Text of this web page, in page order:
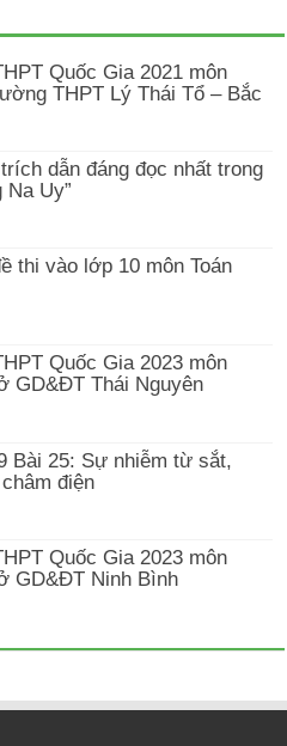
Quốc Gia 2021 môn
THPT Lý Thái Tổ – Bắc
dẫn đáng đọc nhất trong
Na Uy”
thi vào lớp 10 môn Toán
Quốc Gia 2023 môn
GD&ĐT Thái Nguyên
Bài 25: Sự nhiễm từ sắt,
điện
Quốc Gia 2023 môn
GD&ĐT Ninh Bình